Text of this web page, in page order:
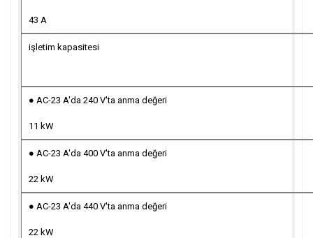
43 A
işletim kapasitesi
● AC-23 A'da 240 V'ta anma değeri
11 kW
● AC-23 A'da 400 V'ta anma değeri
22 kW
● AC-23 A'da 440 V'ta anma değeri
22 kW